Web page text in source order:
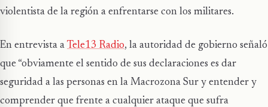
violentista de la región a enfrentarse con los militares.
En entrevista a Tele13 Radio, la autoridad de gobierno señaló
que “obviamente el sentido de sus declaraciones es dar
seguridad a las personas en la Macrozona Sur y entender y
comprender que frente a cualquier ataque que sufra